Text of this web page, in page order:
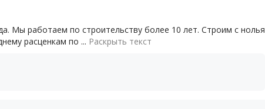
Мы работаем по строительству более 10 лет. Строим с нолья
расценкам по ... Раскрыть текст